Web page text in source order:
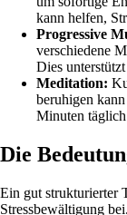
kann helfen,
Progressive
verschiedene
Dies
Meditation:
beruhigen
Minuten
Die
Ein gut strukturierter
Stressbewältigung